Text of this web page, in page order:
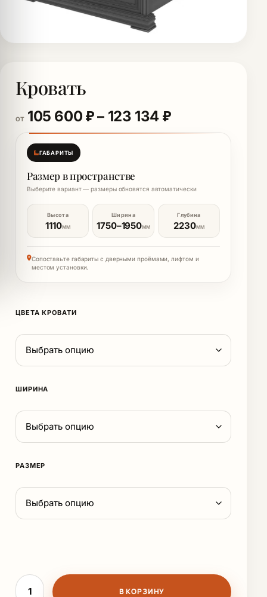
Кровать
ОТ 105 600₽– 123 134 ₽Диапазон
ГАБАРИТЫ
Размер в пространстве
Выберите вариант — размеры обновятся автоматически
Высота
1110ММ
Ширина
1750–1950ММ
Глубина
2230ММ
Сопоставьте габариты с дверными проёмами, лифтом и
местом установки.
ЦВЕТА КРОВАТИ
ШИРИНА
РАЗМЕР
Количество товара Кровать
В КОРЗИНУ